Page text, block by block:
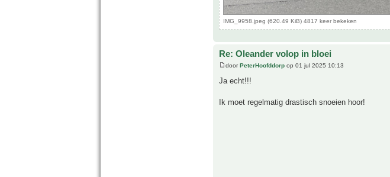
IMG_9958.jpeg (620.49 KiB) 4817 keer bekeken
Re: Oleander volop in bloei
doorPeterHoofddorp op 01 jul 2025 10:13
Ja echt!!!
Ik moet regelmatig drastisch snoeien hoor!